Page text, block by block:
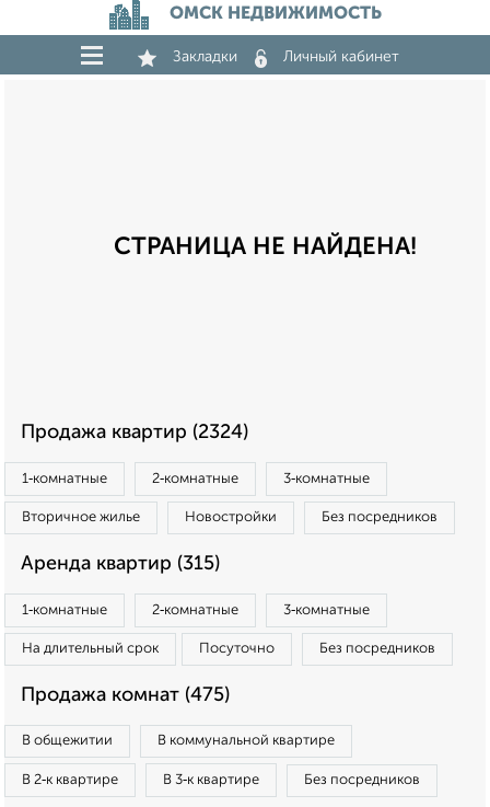
ОМСК НЕДВИЖИМОСТЬ
Закладки Личный кабинет
СТРАНИЦА НЕ НАЙДЕНА!
Продажа квартир (2324)
1‑комнатные 2‑комнатные 3‑комнатные
Вторичное жилье Новостройки Без посредников
Аренда квартир (315)
1‑комнатные 2‑комнатные 3‑комнатные
На длительный срок Посуточно Без посредников
Продажа комнат (475)
В общежитии В коммунальной квартире
В 2‑к квартире В 3‑к квартире Без посредников